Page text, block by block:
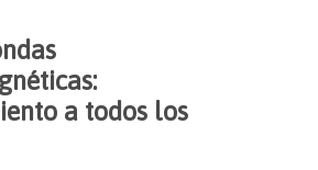
a todos los